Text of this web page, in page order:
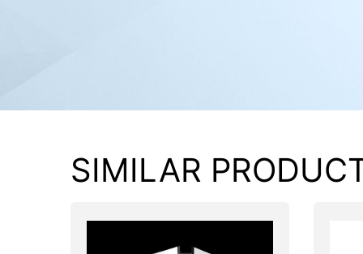
SIMILAR